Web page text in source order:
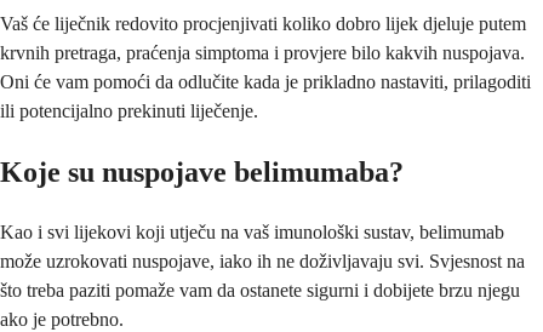
Vaš će liječnik redovito procjenjivati koliko dobro lijek djeluje putem
krvnih pretraga, praćenja simptoma i provjere bilo kakvih nuspojava.
Oni će vam pomoći da odlučite kada je prikladno nastaviti, prilagoditi
ili potencijalno prekinuti liječenje.
Koje su nuspojave belimumaba?
Kao i svi lijekovi koji utječu na vaš imunološki sustav, belimumab
može uzrokovati nuspojave, iako ih ne doživljavaju svi. Svjesnost na
što treba paziti pomaže vam da ostanete sigurni i dobijete brzu njegu
ako je potrebno.